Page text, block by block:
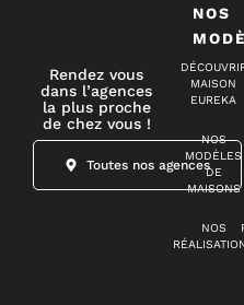
Rendez vous
dans l’agences
la plus proche
de chez vous !
Toutes nos agences
NOS
MAISON
EUREKA
NOS
MODÈLES
DE
MAISONS
NOS